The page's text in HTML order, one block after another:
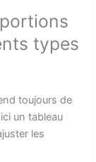
types
toujours de
un tableau
les